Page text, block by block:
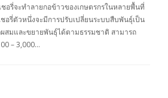
อรี่จะทำลายกอข้าวของเกษตรกรในหลายพื้นที่
ชอรี่ตัวหนึ่งจะมีการปรับเปลี่ยนระบบสืบพันธุ์เป็น
สมและขยายพันธุ์ได้ตามธรรมชาติ สามารถ
– 3,000…